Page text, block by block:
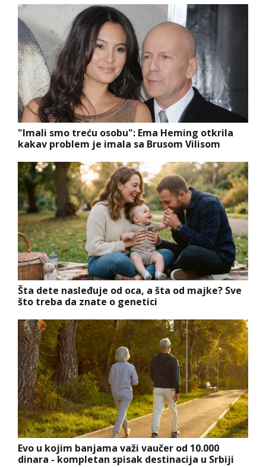
"Imali smo treću osobu": Ema Heming otkrila
kakav problem je imala sa Brusom Vilisom
Šta dete nasleđuje od oca, a šta od majke? Sve
što treba da znate o genetici
Evo u kojim banjama važi vaučer od 10.000
dinara - kompletan spisak destinacija u Srbiji